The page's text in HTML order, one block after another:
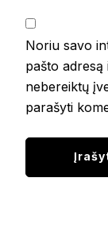
Noriu savo
pašto
nebereiktų
parašyti